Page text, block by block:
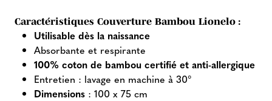
Caractéristiques Couverture Bambou Lionelo :
Utilisable dès la naissance
Absorbante et respirante
100% coton de bambou certifié et anti-allergique
Entretien : lavage en machine à 30°
Dimensions : 100 x 75 cm